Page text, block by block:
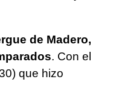
de Madero,
. Con el
que hizo